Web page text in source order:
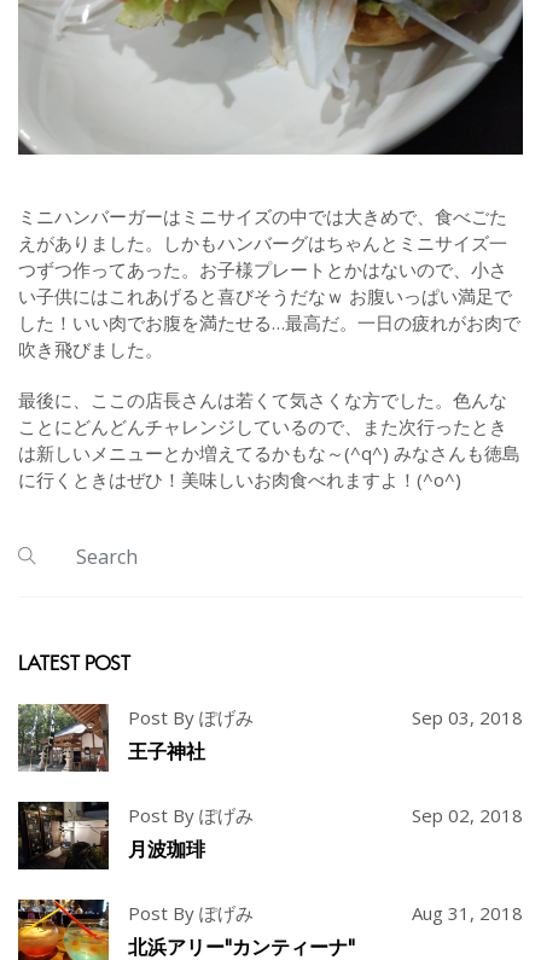
ミニハンバーガーはミニサイズの中では大きめで、食べごた
えがありました。しかもハンバーグはちゃんとミニサイズ一
つずつ作ってあった。お子様プレートとかはないので、小さ
い子供にはこれあげると喜びそうだなｗ お腹いっぱい満足で
した！いい肉でお腹を満たせる…最高だ。一日の疲れがお肉で
吹き飛びました。
最後に、ここの店長さんは若くて気さくな方でした。色んな
ことにどんどんチャレンジしているので、また次行ったとき
は新しいメニューとか増えてるかもな～(^q^) みなさんも徳島
に行くときはぜひ！美味しいお肉食べれますよ！(^o^)
LATEST POST
Post By ぽげみ Sep 03, 2018
王子神社
Post By ぽげみ Sep 02, 2018
月波珈琲
Post By ぽげみ Aug 31, 2018
北浜アリー"カンティーナ"